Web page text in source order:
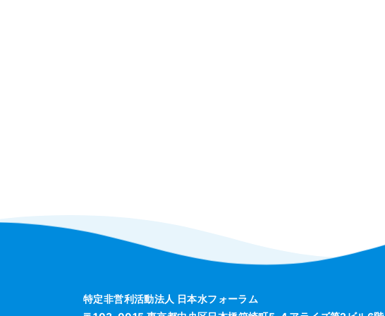
特定非営利活動法人 日本水フォーラム